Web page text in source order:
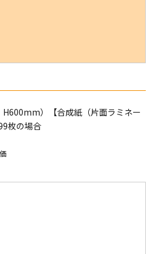
）【合成紙（片面ラミネー
枚の場合